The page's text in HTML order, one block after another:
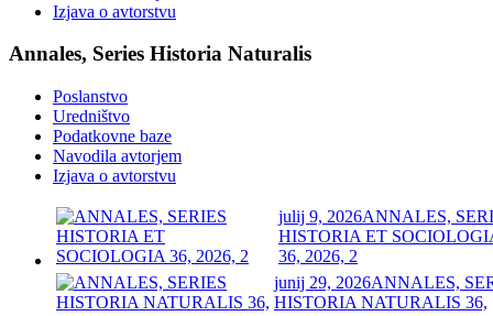
Izjava o avtorstvu
Annales, Series Historia Naturalis
Poslanstvo
Uredništvo
Podatkovne baze
Navodila avtorjem
Izjava o avtorstvu
julij 9, 2026ANNALES,
HISTORIA ET
36, 2026, 2
junij 29, 2026ANNALES,
HISTORIA NATURALIS 36,